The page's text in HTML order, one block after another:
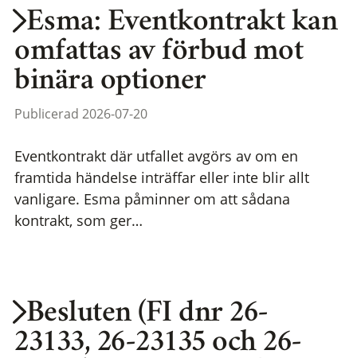
Esma: Eventkontrakt kan
omfattas av förbud mot
binära optioner
Publicerad 2026-07-20
Eventkontrakt där utfallet avgörs av om en
framtida händelse inträffar eller inte blir allt
vanligare. Esma påminner om att sådana
kontrakt, som ger…
Besluten (FI dnr 26-
23133, 26-23135 och 26-